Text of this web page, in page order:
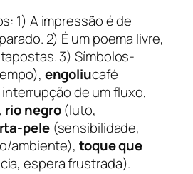
1) A impressão é de
2) É um poema livre,
3) Símbolos-
engoliucafé
de um fluxo,
rio negro(luto,
pele(sensibilidade,
ambiente), toque que
espera frustrada).